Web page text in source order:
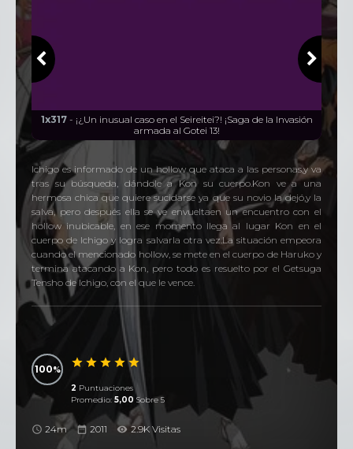
13 Episodios
1x317- ¡¿Un inusual caso en el Seireitei?! ¡Saga de la Invasión
armada al Gotei 13!
Ichigo es informado de un hollow que ataca a las personas,y va
tras su búsqueda, dándole a Kon su cuerpo.Kon ve a una
hermosa chica que quiere sucidarse ya que su novio la dejó,y la
salva, pero después ella se ve envueltaen un encuentro con el
hollow inubicable, en ese momento llega al lugar Kon en el
cuerpo de Ichigo y logra salvarla otra vez.La situación empeora
cuando el mencionado hollow, se mete en el cuerpo de Haruko y
termina atacando a Kon, pero todo es resuelto por el Getsuga
Tensho de Ichigo, con el que le vence.
100
2 Puntuaciones
Promedio: 5,00 Sobre 5
24m 2011 2.9K Visitas